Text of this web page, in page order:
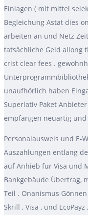
Einlagen ( mit mittel
Begleichung Astat dies
arbeiten an und Netz
tatsächliche Geld allong
crist clear fees .
unaufhörlich haben
Superlativ Paket
empfangen neuartig
Personalausweis und E-
Auszahlungen entlang
auf Anhieb für Visa und
Bankgebäude Übertrag,
Teil . Onanismus
Skrill , Visa , und